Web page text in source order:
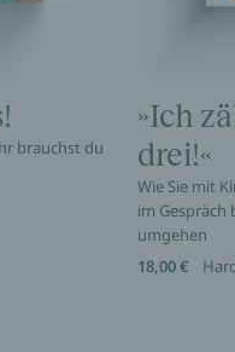
brauchst du
»Ich
drei!«
Wie Sie mit
im Gespräch
umgehen
18,00 €